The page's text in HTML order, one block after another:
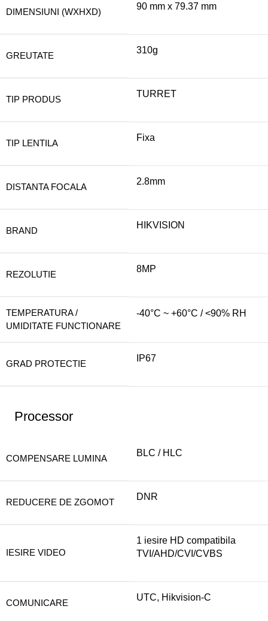
DIMENSIUNI (WXHXD)
90 mm x 79.37 mm
GREUTATE
310g
TIP PRODUS
TURRET
TIP LENTILA
Fixa
DISTANTA FOCALA
2.8mm
BRAND
HIKVISION
REZOLUTIE
8MP
TEMPERATURA /
UMIDITATE FUNCTIONARE
-40°C ~ +60°C / <90% RH
GRAD PROTECTIE
IP67
Processor
COMPENSARE LUMINA
BLC / HLC
REDUCERE DE ZGOMOT
DNR
IESIRE VIDEO
1 iesire HD compatibila
TVI/AHD/CVI/CVBS
COMUNICARE
UTC, Hikvision-C